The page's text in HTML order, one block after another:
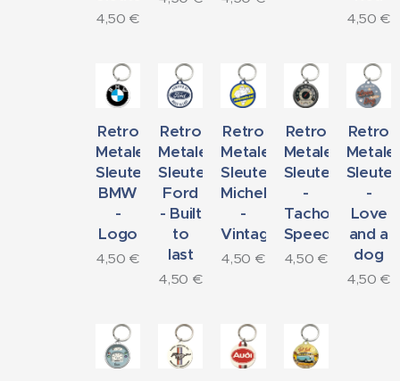
4,50 € 4,50 €
Retro
Metalen
Sleutelhanger
BMW
-
Logo
4,50 €
Retro
Metalen
Sleutelhanger
Ford
- Built
to
last
4,50 €
Retro
Metalen
Sleutelhanger
Michelin
-
Vintage
4,50 €
Retro
Metalen
Sleutelhanger
-
Tacho
Speedometer
4,50 €
Retro
-
Love
and a
dog
4,50 €